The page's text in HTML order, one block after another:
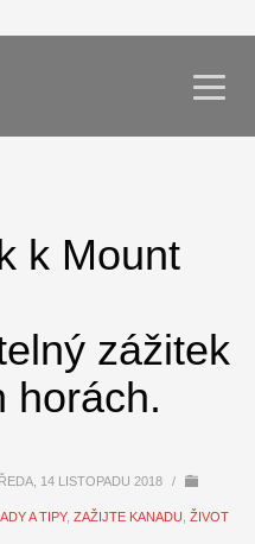
k Mount
zážitek
horách.
14 LISTOPADU 2018 /
A TIPY, ZAŽIJTE KANADU ŽIVOT